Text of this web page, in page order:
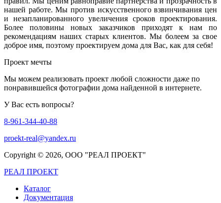
нашей работе. Мы против искусственного взвинчивания цен
и незапланированного увеличения сроков проектирования.
Более половины новых заказчиков приходят к нам по
рекомендациям наших старых клиентов. Мы болеем за свое
доброе имя, поэтому проектируем дома для Вас, как для себя!
Проект мечты
Мы можем реализовать проект любой сложности даже по
понравившейся фотографии дома найденной в интернете.
У Вас есть вопросы?
8-961-344-40-88
proekt-real@yandex.ru
Copyright © 2026, ООО "РЕАЛ ПРОЕКТ"
РЕАЛ ПРОЕКТ
Каталог
Документация